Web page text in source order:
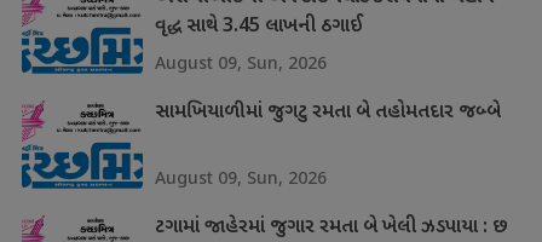
વૃદ્ધ સાથે 3.45 લાખની ઠગાઈ
August 09, Sun, 2026
સામખિયાળીમાં જુગટુ રમતા બે તહોમતદાર જબ્બે
August 09, Sun, 2026
ટગામાં જાહેરમાં જુગાર રમતા બે ખેલી ઝડપાયા : છ